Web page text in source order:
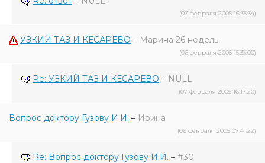
(07 февраля 2005 16:35:34)
УЗКИЙ ТАЗ И КЕСАРЕВО – Марина 26 недель
(06 февраля 2005 15:33:00)
Re: УЗКИЙ ТАЗ И КЕСАРЕВО – NULL
(07 февраля 2005 16:17:20)
Вопрос доктору Гузову И.И. – Ирина
(06 февраля 2005 07:41:22)
Re: Вопрос доктору Гузову И.И. – #30